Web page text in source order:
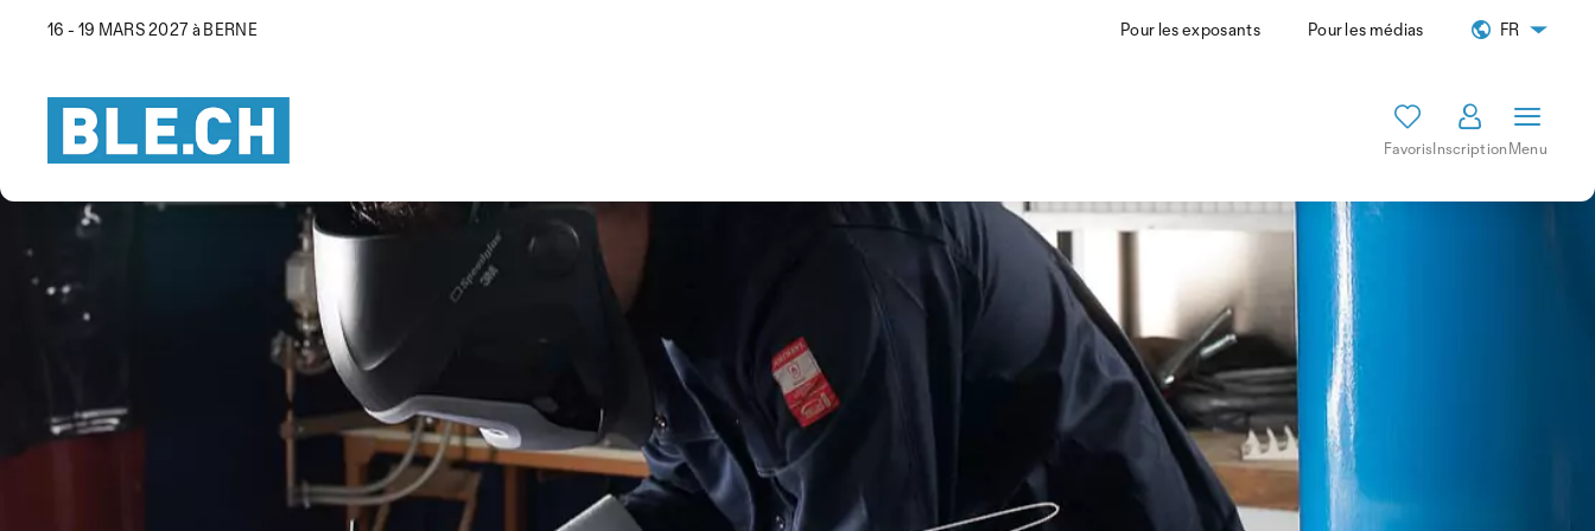
16 - 19 MARS 2027 à BERNE Pour les exposants Pour les médias FR
FavorisInscriptionMenu